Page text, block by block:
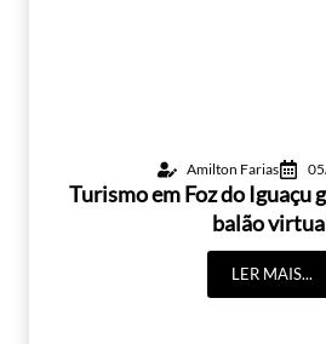
Amilton Farias
Turismo em Foz do Iguaçu
balão
LER MAIS...